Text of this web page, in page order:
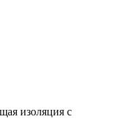
изоляция с